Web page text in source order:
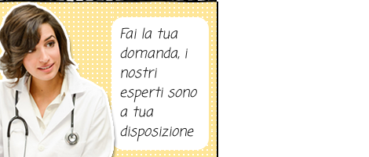
Fai la tua
domanda, i
nostri
esperti sono
a tua
disposizione